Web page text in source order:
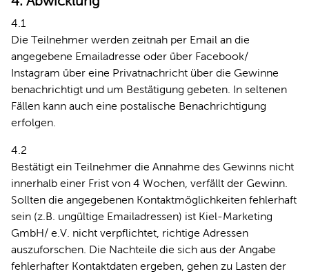
4.1
Die Teilnehmer werden zeitnah per Email an die
angegebene Emailadresse oder über Facebook/
Instagram über eine Privatnachricht über die Gewinne
benachrichtigt und um Bestätigung gebeten. In seltenen
Fällen kann auch eine postalische Benachrichtigung
erfolgen.
4.2
Bestätigt ein Teilnehmer die Annahme des Gewinns nicht
innerhalb einer Frist von 4 Wochen, verfällt der Gewinn.
Sollten die angegebenen Kontaktmöglichkeiten fehlerhaft
sein (z.B. ungültige Emailadressen) ist Kiel-Marketing
GmbH/ e.V. nicht verpflichtet, richtige Adressen
auszuforschen. Die Nachteile die sich aus der Angabe
fehlerhafter Kontaktdaten ergeben, gehen zu Lasten der